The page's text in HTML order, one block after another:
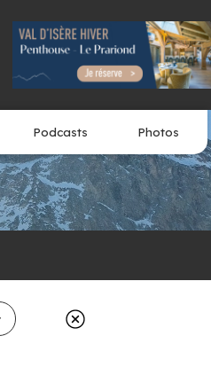
Podcasts Photos